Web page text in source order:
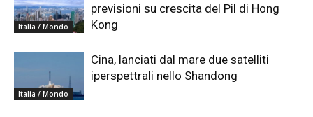
Italia / Mondo
previsioni su crescita del Pil di Hong
Kong
Italia / Mondo
Cina, lanciati dal mare due satelliti
iperspettrali nello Shandong